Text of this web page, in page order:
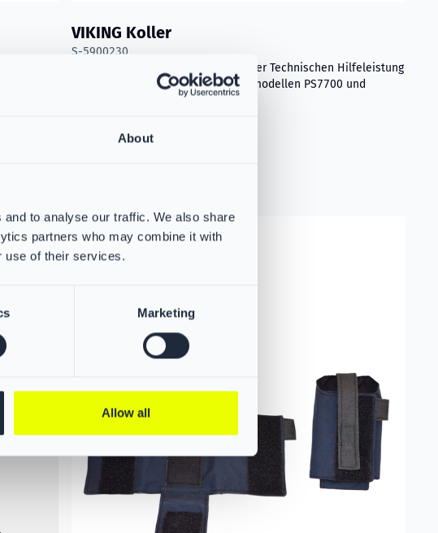
About
to analyse our traffic. We also share
partners who may combine it with
use of their services.
Marketing
Allow all
VIKING Koller
S-5900230
Der Koller ist für Einsatzanzüge in der Technischen Hilfeleistung
konzipiert und passt zu den Jackenmodellen PS7700 und
Fabric TechnologyRead more aboutVIKING Verstellbare Funkgerätetasche